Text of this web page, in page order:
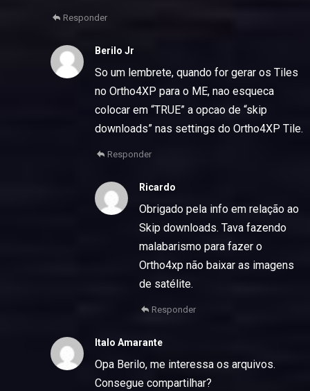
Responder
Berilo Jr
So um lembrete, quando for gerar os Tiles
no Ortho4XP para o ME, nao esqueca
colocar em “TRUE” a opcao de “skip
downloads” nas settings do Ortho4XP Tile.
Responder
Ricardo
Obrigado pela info em relação ao
Skip downloads. Tava fazendo
malabarismo para fazer o
Ortho4xp não baixar as imagens
de satélite.
Responder
Italo Amarante
Opa Berilo, me interessa os arquivos.
Consegue compartilhar?